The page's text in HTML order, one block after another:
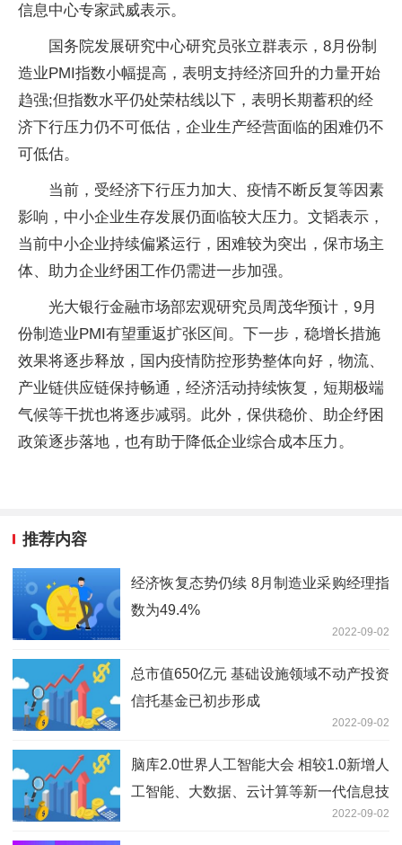
信息中心专家武威表示。
国务院发展研究中心研究员张立群表示，8月份制
造业PMI指数小幅提高，表明支持经济回升的力量开始
趋强;但指数水平仍处荣枯线以下，表明长期蓄积的经
济下行压力仍不可低估，企业生产经营面临的困难仍不
可低估。
当前，受经济下行压力加大、疫情不断反复等因素
影响，中小企业生存发展仍面临较大压力。文韬表示，
当前中小企业持续偏紧运行，困难较为突出，保市场主
体、助力企业纾困工作仍需进一步加强。
光大银行金融市场部宏观研究员周茂华预计，9月
份制造业PMI有望重返扩张区间。下一步，稳增长措施
效果将逐步释放，国内疫情防控形势整体向好，物流、
产业链供应链保持畅通，经济活动持续恢复，短期极端
气候等干扰也将逐步减弱。此外，保供稳价、助企纾困
政策逐步落地，也有助于降低企业综合成本压力。
推荐内容
经济恢复态势仍续 8月制造业采购经理指
数为49.4%
2022-09-02
总市值650亿元 基础设施领域不动产投资
信托基金已初步形成
2022-09-02
脑库2.0世界人工智能大会 相较1.0新增人
工智能、大数据、云计算等新一代信息技
2022-09-02